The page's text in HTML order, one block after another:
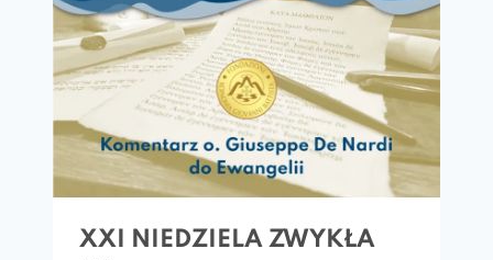
XXI NIEDZIELA ZWYKŁA